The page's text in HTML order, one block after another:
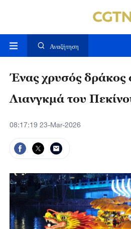
Αναζήτηση
Ένας χρυσός δράκος
Λιανγκμά του
08:17:19 23-Mar-2026